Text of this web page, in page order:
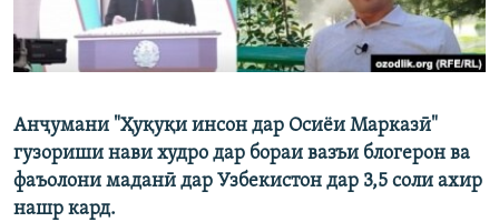
Анҷумани "Ҳуқуқи инсон дар Осиёи Марказӣ"
гузориши нави худро дар бораи вазъи блогерон ва
фаъолони маданӣ дар Узбекистон дар 3,5 соли ахир
нашр кард.